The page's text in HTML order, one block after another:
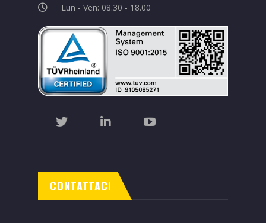
Lun - Ven: 08.30 - 18.00
CONTATTACI